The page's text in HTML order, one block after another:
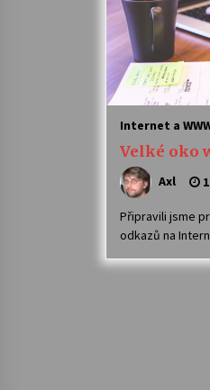
Internet a
Velké oko
Axl
Připravili jsme
odkazů na